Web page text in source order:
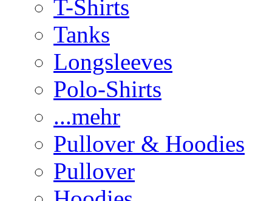
T-Shirts
Tanks
Longsleeves
Polo-Shirts
...mehr
Pullover & Hoodies
Pullover